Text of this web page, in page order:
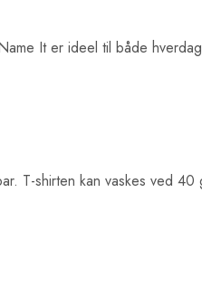
It er ideel til både
T-shirten kan vaskes ved